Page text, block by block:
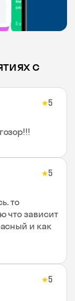
с
★5
★5
то
что зависит
и как
★5